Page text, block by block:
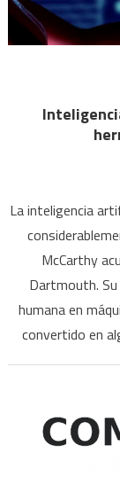
La inteligencia
McCarthy
Dartmouth.
humana en
convertido en